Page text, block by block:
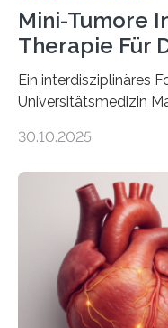
Mini-Tumore
Therapie Für
Ein interdisziplinäres
Universitätsmedizin
behandelt werden
Oncology, zeigen die
aus Gewebe von
sogenannte
vorab zu prüfen,
wirken. Dabei wurde
als Biomarker für die
dienen könnte.
30.10.2025